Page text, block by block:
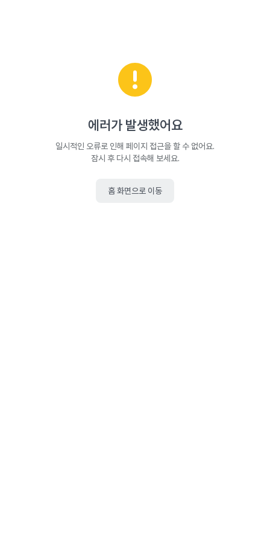
에러가 발생했어요
일시적인 오류로 인해 페이지 접근을 할 수 없어요.
잠시 후 다시 접속해 보세요.
홈 화면으로 이동